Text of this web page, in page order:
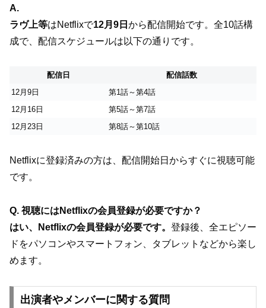
A.
ラヴ上等はNetflixで12月9日 から配信開始です。全10話構
成で、配信スケジュールは以下の通りです。
配信日
配信話数
12月9日
第1話～第4話
12月16日
第5話～第7話
12月23日
第8話～第10話
Netflixに登録済みの方は、配信開始日からすぐに視聴可能
です。
Q. 視聴にはNetflixの会員登録が必要ですか？
はい、Netflixの会員登録が必要です。 登録後、全エピソー
ドをパソコンやスマートフォン、タブレットなどから楽し
めます。
出演者やメンバーに関する質問